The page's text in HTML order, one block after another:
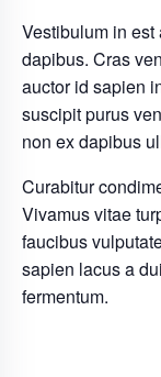
Vestibulum in
dapibus. Cras
auctor id sapien
suscipit purus
non ex dapibus
Curabitur
Vivamus vitae
faucibus
sapien lacus a
fermentum.